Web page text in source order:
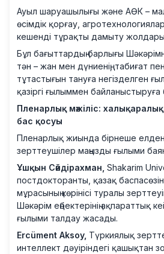
Ауыл шаруашылығы және АӨК –
өсімдік қорғау,
кешенді тұрақты дамыту
Бұл бағыттардың барлығы
тән – жан мен дүниенің, табиғат
тұтастығын тануға негізделген
қазіргі ғылыммен
Пленарлық мәжіліс:
бас қосуы
Пленарлық жиында бірнеше
зерттеушілер маңызды ғылыми
Ұшқын Сәйдірахман, Shakarim
постдокторанты, қазақ
мұрасының көрінісі туралы
Шәкәрім еңбектерінің ақпараттық
ғылыми талдау жасады.
Ercüment Aksoy, Түркиялық
интеллект дәуіріндегі қашықтан